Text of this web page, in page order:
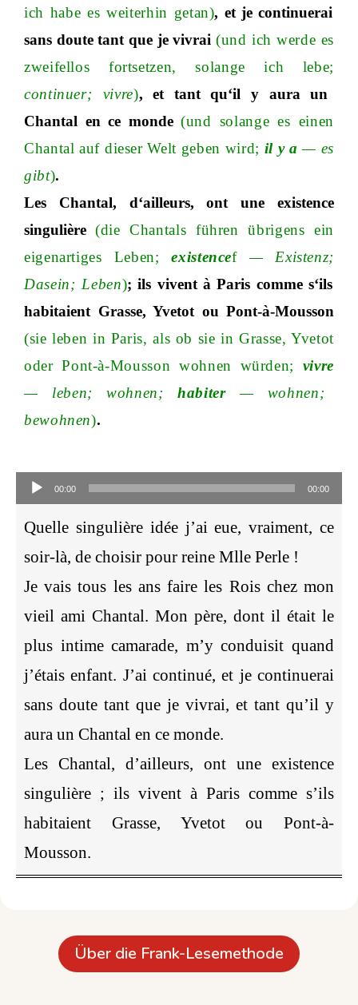
ich habe es weiterhin getan), et je continuerai
sans doute tant que je vivrai(und ich werde es
zweifellos fortsetzen, solange ich lebe;
continuer; vivre), et tant qu‘il y aura un
Chantal en ce monde(und solange es einen
Chantal auf dieser Welt geben wird; il y a — es
gibt).
Les Chantal, d‘ailleurs, ont une existence
singulière (die Chantals führen übrigens ein
eigenartiges Leben; existencef— Existenz;
Dasein; Leben); ils vivent à Paris comme s‘ils
habitaient Grasse, Yvetot ou Pont-à-Mousson
(sie leben in Paris, als ob sie in Grasse, Yvetot
oder Pont-à-Mousson wohnen würden;
vivre
— leben; wohnen; habiter— wohnen;
bewohnen).
Player00:00 00:00
Quelle singulière idée j’ai eue, vraiment, ce
soir-là, de choisir pour reine Mlle Perle !
Je vais tous les ans faire les Rois chez mon
vieil ami Chantal. Mon père, dont il était le
plus intime camarade, m’y conduisit quand
j’étais enfant. J’ai continué, et je continuerai
sans doute tant que je vivrai, et tant qu’il y
aura un Chantal en ce monde.
Les Chantal, d’ailleurs, ont une existence
singulière ; ils vivent à Paris comme s’ils
habitaient Grasse, Yvetot ou Pont-à-
Mousson.
Über die Frank-Lesemethode